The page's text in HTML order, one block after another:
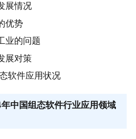
展情况
优势
业的问题
展对策
软件应用状况
中国组态软件行业应用领域